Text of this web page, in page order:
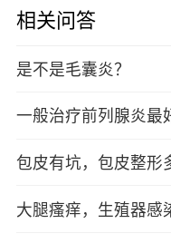
相关问答
是不是毛囊炎？
一般治疗前列腺炎最
包皮有坑，包皮整形
大腿瘙痒，生殖器感